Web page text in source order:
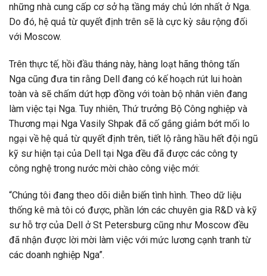
những nhà cung cấp cơ sở hạ tầng máy chủ lớn nhất ở Nga.
Do đó, hệ quả từ quyết định trên sẽ là cực kỳ sâu rộng đối
với Moscow.
Trên thực tế, hồi đầu tháng này, hàng loạt hãng thông tấn
Nga cũng đưa tin rằng Dell đang có kế hoạch rút lui hoàn
toàn và sẽ chấm dứt hợp đồng với toàn bộ nhân viên đang
làm việc tại Nga. Tuy nhiên, Thứ trưởng Bộ Công nghiệp và
Thương mại Nga Vasily Shpak đã cố gắng giảm bớt mối lo
ngại về hệ quả từ quyết định trên, tiết lộ rằng hầu hết đội ngũ
kỹ sư hiện tại của Dell tại Nga đều đã được các công ty
công nghệ trong nước mời chào công việc mới:
“Chúng tôi đang theo dõi diễn biến tình hình. Theo dữ liệu
thống kê mà tôi có được, phần lớn các chuyên gia R&D và kỹ
sư hỗ trợ của Dell ở St Petersburg cũng như Moscow đều
đã nhận được lời mời làm việc với mức lương cạnh tranh từ
các doanh nghiệp Nga”.